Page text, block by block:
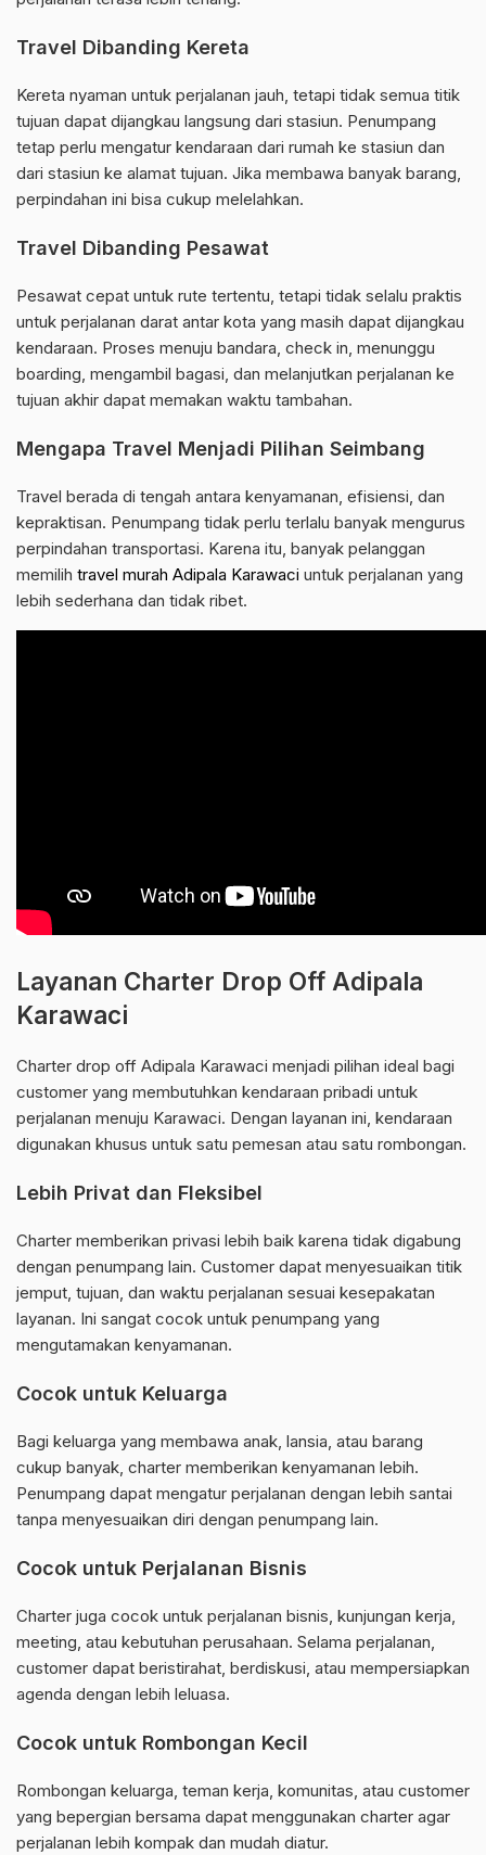
Travel Dibanding Kereta
Kereta nyaman untuk perjalanan jauh, tetapi tidak semua titik
tujuan dapat dijangkau langsung dari stasiun. Penumpang
tetap perlu mengatur kendaraan dari rumah ke stasiun dan
dari stasiun ke alamat tujuan. Jika membawa banyak barang,
perpindahan ini bisa cukup melelahkan.
Travel Dibanding Pesawat
Pesawat cepat untuk rute tertentu, tetapi tidak selalu praktis
untuk perjalanan darat antar kota yang masih dapat dijangkau
kendaraan. Proses menuju bandara, check in, menunggu
boarding, mengambil bagasi, dan melanjutkan perjalanan ke
tujuan akhir dapat memakan waktu tambahan.
Mengapa Travel Menjadi Pilihan Seimbang
Travel berada di tengah antara kenyamanan, efisiensi, dan
kepraktisan. Penumpang tidak perlu terlalu banyak mengurus
perpindahan transportasi. Karena itu, banyak pelanggan
memilih travel murah Adipala Karawaci untuk perjalanan yang
lebih sederhana dan tidak ribet.
Layanan Charter Drop Off Adipala
Karawaci
Charter drop off Adipala Karawaci menjadi pilihan ideal bagi
customer yang membutuhkan kendaraan pribadi untuk
perjalanan menuju Karawaci. Dengan layanan ini, kendaraan
digunakan khusus untuk satu pemesan atau satu rombongan.
Lebih Privat dan Fleksibel
Charter memberikan privasi lebih baik karena tidak digabung
dengan penumpang lain. Customer dapat menyesuaikan titik
jemput, tujuan, dan waktu perjalanan sesuai kesepakatan
layanan. Ini sangat cocok untuk penumpang yang
mengutamakan kenyamanan.
Cocok untuk Keluarga
Bagi keluarga yang membawa anak, lansia, atau barang
cukup banyak, charter memberikan kenyamanan lebih.
Penumpang dapat mengatur perjalanan dengan lebih santai
tanpa menyesuaikan diri dengan penumpang lain.
Cocok untuk Perjalanan Bisnis
Charter juga cocok untuk perjalanan bisnis, kunjungan kerja,
meeting, atau kebutuhan perusahaan. Selama perjalanan,
customer dapat beristirahat, berdiskusi, atau mempersiapkan
agenda dengan lebih leluasa.
Cocok untuk Rombongan Kecil
Rombongan keluarga, teman kerja, komunitas, atau customer
yang bepergian bersama dapat menggunakan charter agar
perjalanan lebih kompak dan mudah diatur.